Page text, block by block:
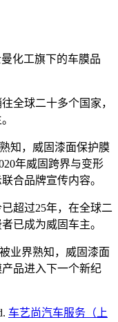
化工旗下的车膜品
全球二十多个国家，
知，威固漆面保护膜
年威固跨界与变形
合品牌宣传内容。
超过25年，在全球二
已成为威固车主。
业界熟知，威固漆面
品进入下一个新纪
车艺尚汽车服务（上